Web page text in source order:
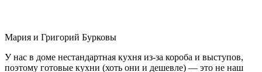
Мария и Григорий Бурковы
У нас в доме нестандартная кухня из-за короба и выступов,
поэтому готовые кухни (хоть они и дешевле) — это не наш